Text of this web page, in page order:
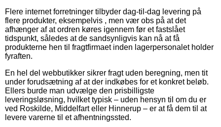
Flere internet forretninger tilbyder dag-til-dag levering på
flere produkter, eksempelvis , men vær obs på at det
afhænger af at ordren køres igennem før et fastslået
tidspunkt, således at de sandsynligvis kan nå at få
produkterne hen til fragtfirmaet inden lagerpersonalet holder
fyraften.
En hel del webbutikker sikrer fragt uden beregning, men tit
under forudsætning af at der indkøbes for et konkret beløb.
Ellers burde man udvælge den prisbilligste
leveringsløsning, hvilket typisk – uden hensyn til om du er
ved Roskilde, Middelfart eller Hinnerup – er at få dem til at
levere varerne til et afhentningssted.